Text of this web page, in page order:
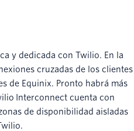
y dedicada con Twilio. En la
cruzadas de los clientes
de Equinix. Pronto habrá más
Interconnect cuenta con
de disponibilidad aisladas